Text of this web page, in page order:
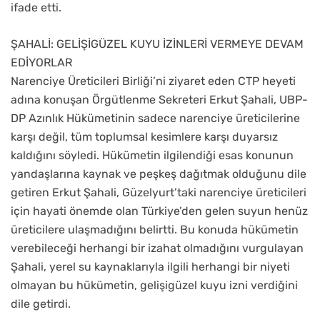
ifade etti.
ŞAHALİ: GELİŞİGÜZEL KUYU İZİNLERİ VERMEYE DEVAM
EDİYORLAR
Narenciye Üreticileri Birliği’ni ziyaret eden CTP heyeti
adına konuşan Örgütlenme Sekreteri Erkut Şahali, UBP-
DP Azınlık Hükümetinin sadece narenciye üreticilerine
karşı değil, tüm toplumsal kesimlere karşı duyarsız
kaldığını söyledi. Hükümetin ilgilendiği esas konunun
yandaşlarına kaynak ve peşkeş dağıtmak olduğunu dile
getiren Erkut Şahali, Güzelyurt’taki narenciye üreticileri
için hayati önemde olan Türkiye’den gelen suyun henüz
üreticilere ulaşmadığını belirtti. Bu konuda hükümetin
verebileceği herhangi bir izahat olmadığını vurgulayan
Şahali, yerel su kaynaklarıyla ilgili herhangi bir niyeti
olmayan bu hükümetin, gelişigüzel kuyu izni verdiğini
dile getirdi.